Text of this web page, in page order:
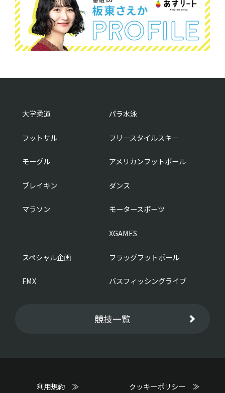
大学柔道 パラ水泳
フットサル フリースタイルスキー
モーグル アメリカンフットボール
ブレイキン ダンス
マラソン モータースポーツ
XGAMES
スペシャル企画 フラッグフットボール
FMX バスフィッシングライブ
競技一覧
利用規約 ≫ クッキーポリシー ≫